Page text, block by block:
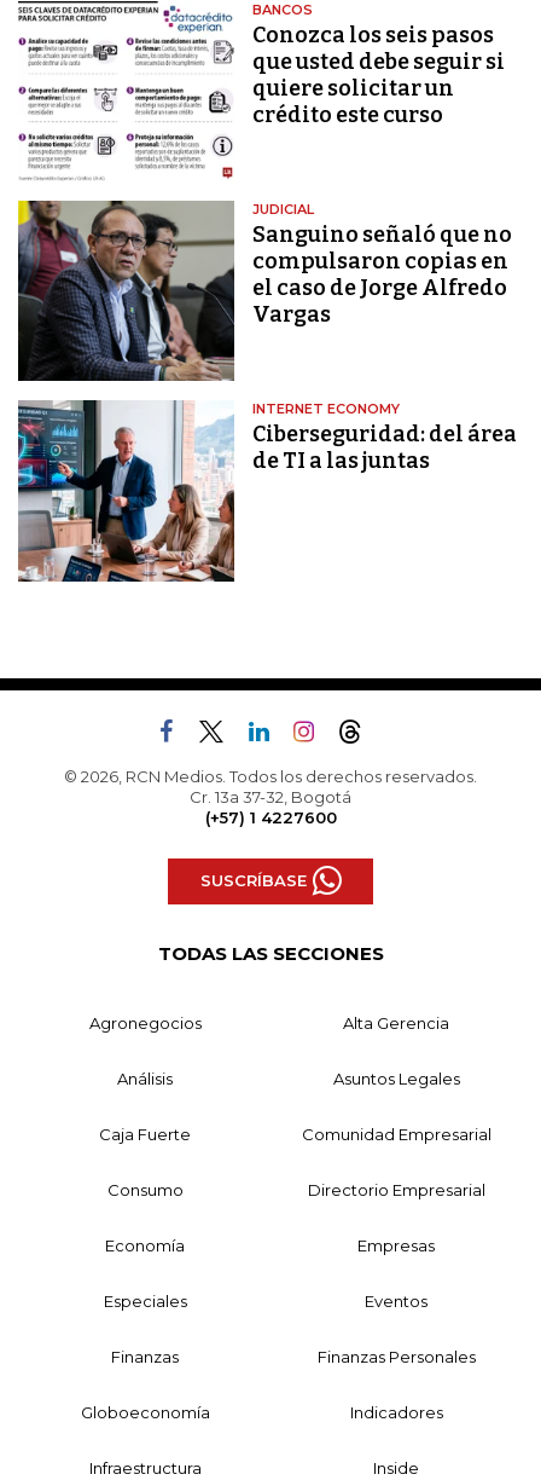
BANCOS
Conozca los seis pasos
que usted debe seguir si
quiere solicitar un
crédito este curso
JUDICIAL
Sanguino señaló que no
compulsaron copias en
el caso de Jorge Alfredo
Vargas
INTERNET ECONOMY
Ciberseguridad: del área
de TI a las juntas
© 2026, RCN Medios. Todos los derechos reservados.
Cr. 13a 37-32, Bogotá
(+57) 1 4227600
SUSCRÍBASE
TODAS LAS SECCIONES
Agronegocios Alta Gerencia
Análisis Asuntos Legales
Caja Fuerte Comunidad Empresarial
Consumo Directorio Empresarial
Economía Empresas
Especiales Eventos
Finanzas Finanzas Personales
Globoeconomía Indicadores
Infraestructura Inside